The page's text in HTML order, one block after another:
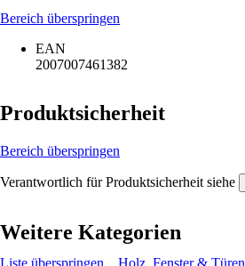
Bereich überspringen
EAN
2007007461382
Produktsicherheit
Bereich überspringen
Verantwortlich für Produktsicherheit siehe
Weitere Kategorien
Liste überspringen Holz, Fenster & Türen